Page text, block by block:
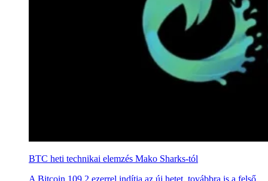
BTC heti technikai elemzés Mako Sharks-tól